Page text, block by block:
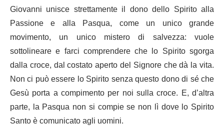
Giovanni unisce strettamente il dono dello Spirito alla
Passione e alla Pasqua, come un unico grande
movimento, un unico mistero di salvezza: vuole
sottolineare e farci comprendere che lo Spirito sgorga
dalla croce, dal costato aperto del Signore che dà la vita.
Non ci può essere lo Spirito senza questo dono di sé che
Gesù porta a compimento per noi sulla croce. E, d’altra
parte, la Pasqua non si compie se non lì dove lo Spirito
Santo è comunicato agli uomini.